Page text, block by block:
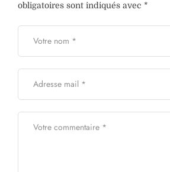
obligatoires sont indiqués avec *